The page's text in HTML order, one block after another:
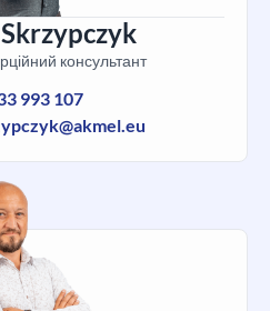
консультант
993 107